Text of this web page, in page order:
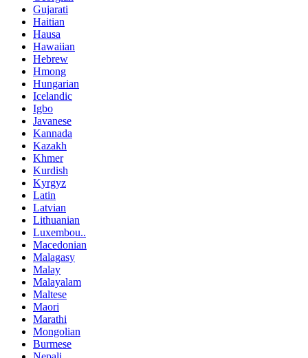
Gujarati
Haitian
Hausa
Hawaiian
Hebrew
Hmong
Hungarian
Icelandic
Igbo
Javanese
Kannada
Kazakh
Khmer
Kurdish
Kyrgyz
Latin
Latvian
Lithuanian
Luxembou..
Macedonian
Malagasy
Malay
Malayalam
Maltese
Maori
Marathi
Mongolian
Burmese